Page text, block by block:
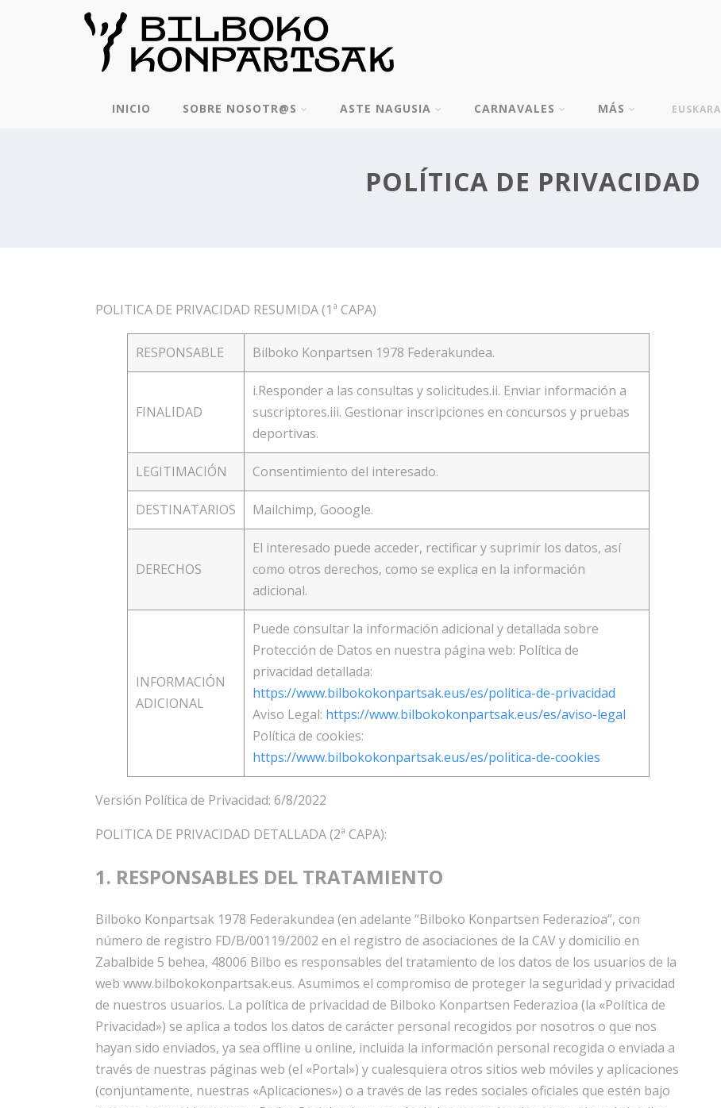
INICIO SOBRE NOSOTR@S ASTE NAGUSIA CARNAVALES MÁS EUSKARA
POLÍTICA DE PRIVACIDAD
POLITICA DE PRIVACIDAD RESUMIDA (1ª CAPA)
RESPONSABLE Bilboko Konpartsen 1978 Federakundea.
FINALIDAD
i.Responder a las consultas y solicitudes.ii. Enviar información a
suscriptores.iii. Gestionar inscripciones en concursos y pruebas
deportivas.
LEGITIMACIÓN Consentimiento del interesado.
DESTINATARIOS Mailchimp, Gooogle.
DERECHOS
El interesado puede acceder, rectificar y suprimir los datos, así
como otros derechos, como se explica en la información
adicional.
INFORMACIÓN
ADICIONAL
Puede consultar la información adicional y detallada sobre
Protección de Datos en nuestra página web: Política de
privacidad detallada:
https://www.bilbokokonpartsak.eus/es/politica-de-privacidad
Aviso Legal: https://www.bilbokokonpartsak.eus/es/aviso-legal
Política de cookies:
https://www.bilbokokonpartsak.eus/es/politica-de-cookies
Versión Política de Privacidad: 6/8/2022
POLITICA DE PRIVACIDAD DETALLADA (2ª CAPA):
1. RESPONSABLES DEL TRATAMIENTO
Bilboko Konpartsak 1978 Federakundea (en adelante “Bilboko Konpartsen Federazioa”, con
número de registro FD/B/00119/2002 en el registro de asociaciones de la CAV y domicilio en
Zabalbide 5 behea, 48006 Bilbo es responsables del tratamiento de los datos de los usuarios de la
web www.bilbokokonpartsak.eus. Asumimos el compromiso de proteger la seguridad y privacidad
de nuestros usuarios. La política de privacidad de Bilboko Konpartsen Federazioa (la «Política de
Privacidad») se aplica a todos los datos de carácter personal recogidos por nosotros o que nos
hayan sido enviados, ya sea offline u online, incluida la información personal recogida o enviada a
través de nuestras páginas web (el «Portal») y cualesquiera otros sitios web móviles y aplicaciones
(conjuntamente, nuestras «Aplicaciones») o a través de las redes sociales oficiales que estén bajo